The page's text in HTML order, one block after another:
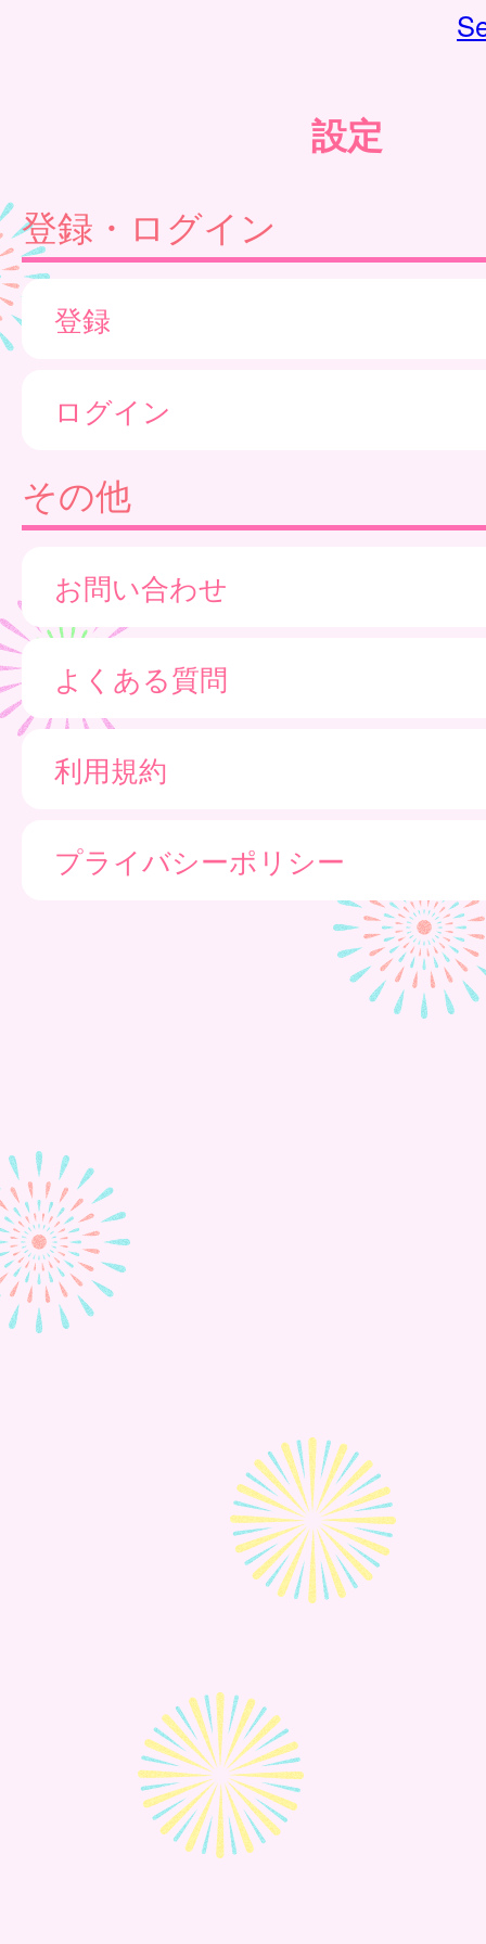
設定
登録・ログイン
登録
ログイン
その他
お問い合わせ
よくある質問
利用規約
プライバシーポリシー